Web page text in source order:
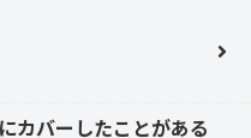
カバーしたことがある